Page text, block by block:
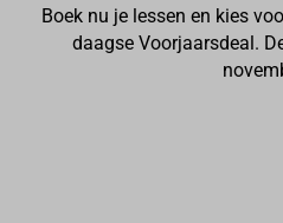
Boek nu je lessen en kies
daagse Voorjaarsdeal.